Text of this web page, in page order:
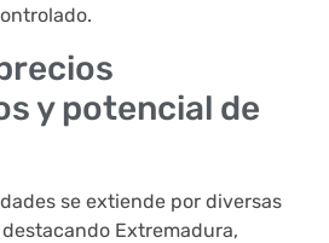
y potencial de
se extiende por diversas
Extremadura,